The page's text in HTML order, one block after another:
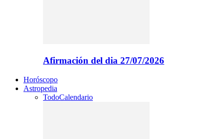
Afirmación del dia 27/07/2026
Horóscopo
Astropedia
TodoCalendario